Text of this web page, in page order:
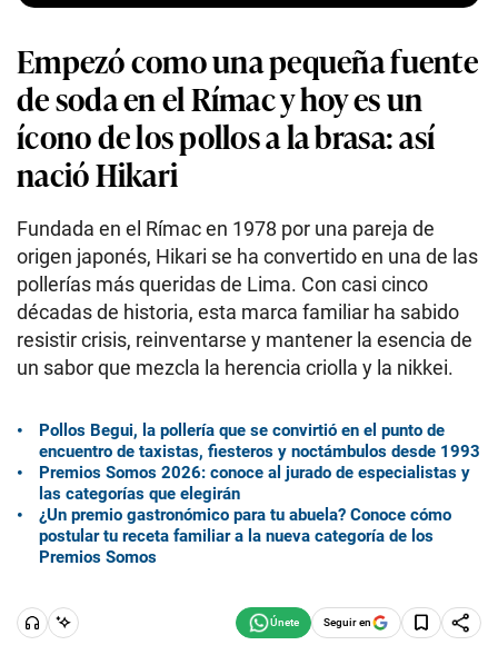
Empezó como una pequeña fuente
de soda en el Rímac y hoy es un
ícono de los pollos a la brasa: así
nació Hikari
Fundada en el Rímac en 1978 por una pareja de
origen japonés, Hikari se ha convertido en una de las
pollerías más queridas de Lima. Con casi cinco
décadas de historia, esta marca familiar ha sabido
resistir crisis, reinventarse y mantener la esencia de
un sabor que mezcla la herencia criolla y la nikkei.
Pollos Begui, la pollería que se convirtió en el punto de
encuentro de taxistas, fiesteros y noctámbulos desde 1993
Premios Somos 2026: conoce al jurado de especialistas y
las categorías que elegirán
¿Un premio gastronómico para tu abuela? Conoce cómo
postular tu receta familiar a la nueva categoría de los
Premios Somos
Seguir en